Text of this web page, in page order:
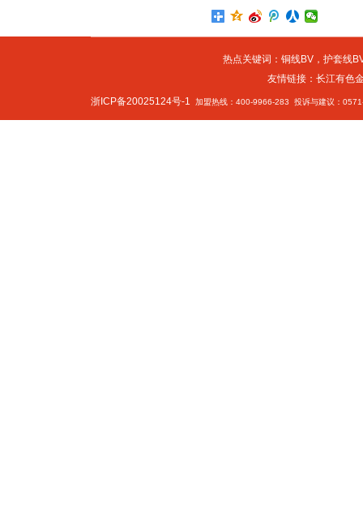
热点关键词： 铜线BV， 护套线
友情链接： 长江有色
浙ICP备20025124号-1
加盟热线：400-9966-283 投诉与建议：